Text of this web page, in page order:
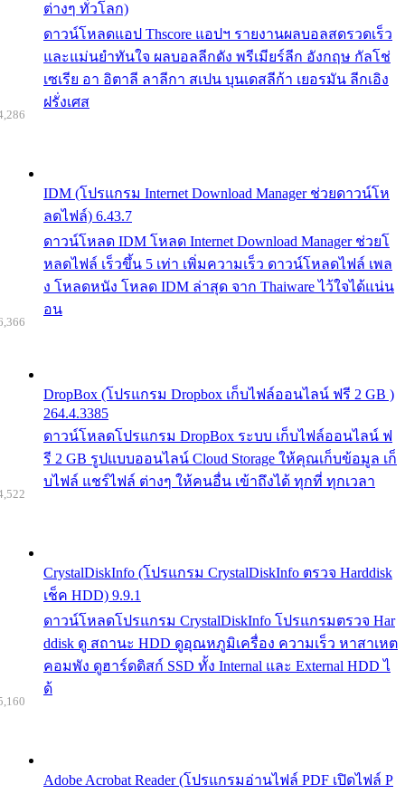
ต่างๆ ทั่วโลก)
ดาวน์โหลดแอป Thscore แอปฯ รายงานผลบอลสดรวดเร็ว
และแม่นยำทันใจ ผลบอลลีกดัง พรีเมียร์ลีก อังกฤษ กัลโช่
เซเรีย อา อิตาลี ลาลีกา สเปน บุนเดสลีก้า เยอรมัน ลีกเอิง
ฝรั่งเศส
IDM (โปรแกรม Internet Download Manager ช่วยดาวน์โห
ลดไฟล์) 6.43.7
ดาวน์โหลด IDM โหลด Internet Download Manager ช่วยโ
หลดไฟล์ เร็วขึ้น 5 เท่า เพิ่มความเร็ว ดาวน์โหลดไฟล์ เพล
ง โหลดหนัง โหลด IDM ล่าสุด จาก Thaiware ไว้ใจได้แน่น
อน
DropBox (โปรแกรม Dropbox เก็บไฟล์ออนไลน์ ฟรี 2 GB )
264.4.3385
ดาวน์โหลดโปรแกรม DropBox ระบบ เก็บไฟล์ออนไลน์ ฟ
รี 2 GB รูปแบบออนไลน์ Cloud Storage ให้คุณเก็บข้อมูล เก็
บไฟล์ แชร์ไฟล์ ต่างๆ ให้คนอื่น เข้าถึงได้ ทุกที่ ทุกเวลา
CrystalDiskInfo (โปรแกรม CrystalDiskInfo ตรวจ Harddisk
เช็ค HDD) 9.9.1
ดาวน์โหลดโปรแกรม CrystalDiskInfo โปรแกรมตรวจ Har
ddisk ดู สถานะ HDD ดูอุณหภูมิเครื่อง ความเร็ว หาสาเหต
คอมพัง ดูฮาร์ดดิสก์ SSD ทั้ง Internal และ External HDD ไ
ด้
Adobe Acrobat Reader (โปรแกรมอ่านไฟล์ PDF เปิดไฟล์ P